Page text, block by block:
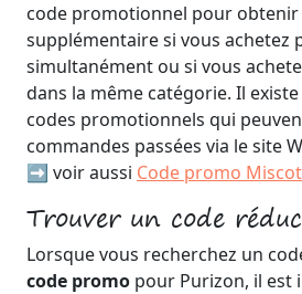
code promotionnel pour obtenir
supplémentaire si vous achetez
simultanément ou si vous
dans la même catégorie. Il
codes promotionnels qui
commandes passées via le site
➡️ voir aussi Code promo
Trouver un code
Lorsque vous recherchez un
code promo pour Purizon, il est